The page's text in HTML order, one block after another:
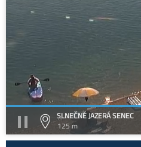
SLNEČNÉ JAZERÁ SENEC
125 m